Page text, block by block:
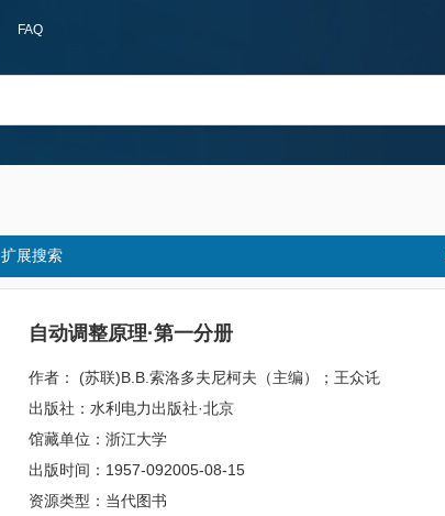
FAQ
扩展搜索
自动调整原理·第一分册
作者： (苏联)В.В.索洛多夫尼柯夫（主编）；王众讬
出版社：水利电力出版社·北京
馆藏单位：浙江大学
出版时间：1957-092005-08-15
资源类型：当代图书